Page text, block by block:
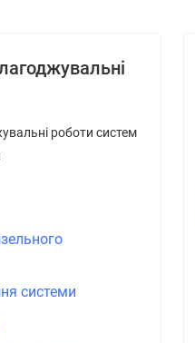
роботи систем
системи